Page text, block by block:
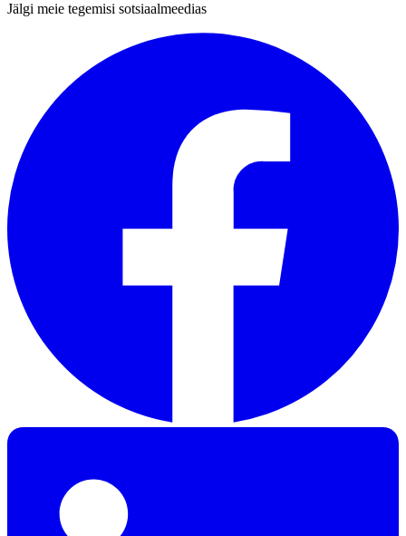
Jälgi meie tegemisi sotsiaalmeedias